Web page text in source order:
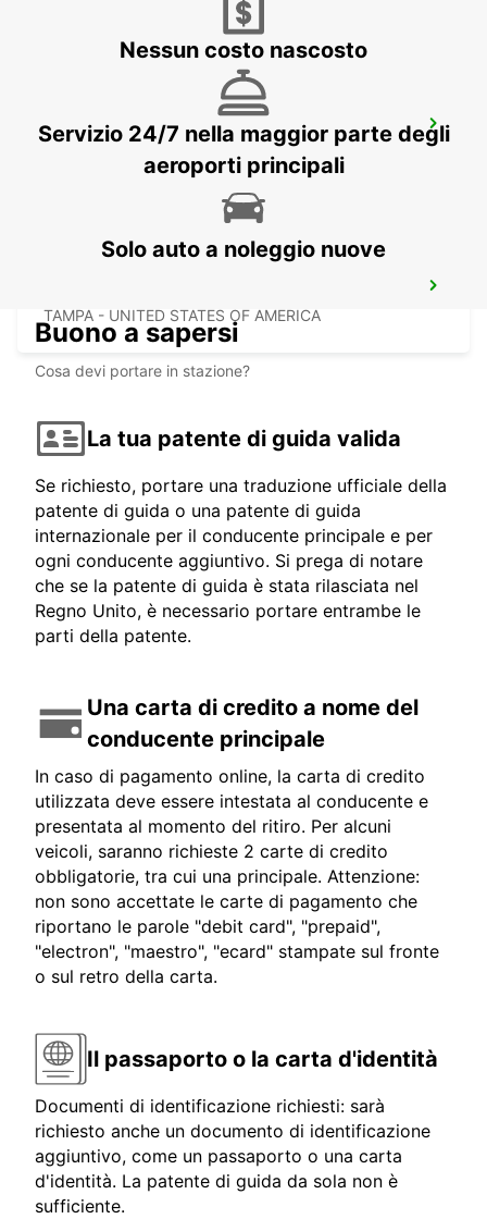
ORLANDO AEROPORTO
ORLANDO - UNITED STATES OF AMERICA
TAMPA - UNITED STATES OF AMERICA
Nessun costo nascosto
Servizio 24/7 nella maggior parte degli
aeroporti principali
Solo auto a noleggio nuove
Buono a sapersi
Cosa devi portare in stazione?
La tua patente di guida valida
Se richiesto, portare una traduzione ufficiale della
patente di guida o una patente di guida
internazionale per il conducente principale e per
ogni conducente aggiuntivo. Si prega di notare
che se la patente di guida è stata rilasciata nel
Regno Unito, è necessario portare entrambe le
parti della patente.
Una carta di credito a nome del
conducente principale
In caso di pagamento online, la carta di credito
utilizzata deve essere intestata al conducente e
presentata al momento del ritiro. Per alcuni
veicoli, saranno richieste 2 carte di credito
obbligatorie, tra cui una principale. Attenzione:
non sono accettate le carte di pagamento che
riportano le parole "debit card", "prepaid",
"electron", "maestro", "ecard" stampate sul fronte
o sul retro della carta.
Il passaporto o la carta d'identità
Documenti di identificazione richiesti: sarà
richiesto anche un documento di identificazione
aggiuntivo, come un passaporto o una carta
d'identità. La patente di guida da sola non è
sufficiente.